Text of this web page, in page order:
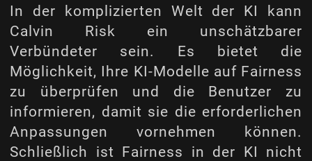
In der komplizierten Welt der KI kann
Calvin Risk ein unschätzbarer
Verbündeter sein. Es bietet die
Möglichkeit, Ihre KI-Modelle auf Fairness
zu überprüfen und die Benutzer zu
informieren, damit sie die erforderlichen
Anpassungen vornehmen können.
Schließlich ist Fairness in der KI nicht